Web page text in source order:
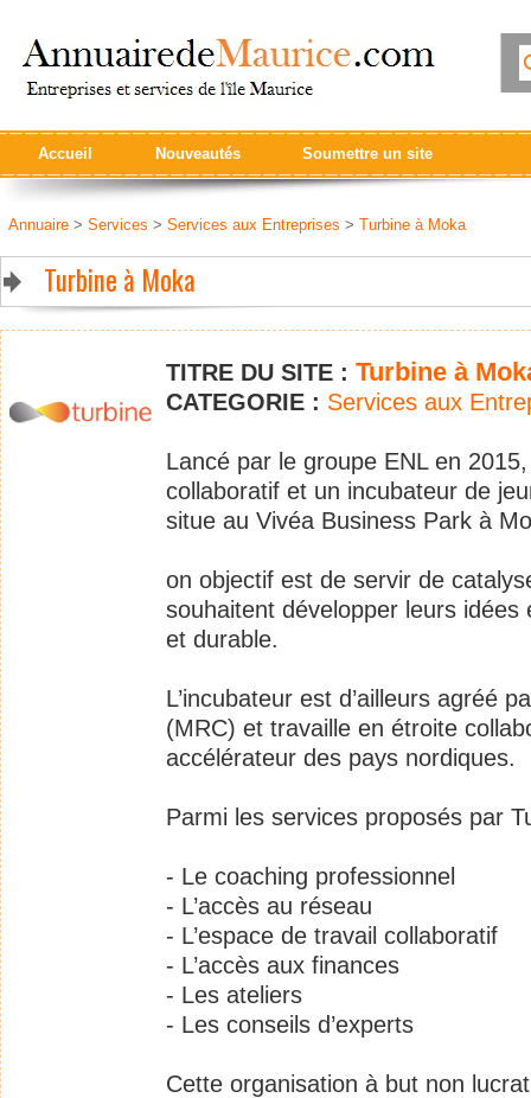
Accueil Nouveautés Soumettre un site
Annuaire > Services > Services aux Entreprises > Turbine à Moka
Turbine à Moka
TITRE DU SITE : Turbine à
CATEGORIE : Services aux
Lancé par le groupe ENL en
collaboratif et un incubateur de
situe au Vivéa Business Park à
on objectif est de servir de
souhaitent développer leurs
et durable.
L’incubateur est d’ailleurs agréé
(MRC) et travaille en étroite
accélérateur des pays nordiques.
Parmi les services proposés par
- Le coaching professionnel
- L’accès au réseau
- L’espace de travail collaboratif
- L’accès aux finances
- Les ateliers
- Les conseils d’experts
Cette organisation à but non